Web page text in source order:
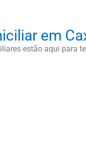
em
estão aqui para